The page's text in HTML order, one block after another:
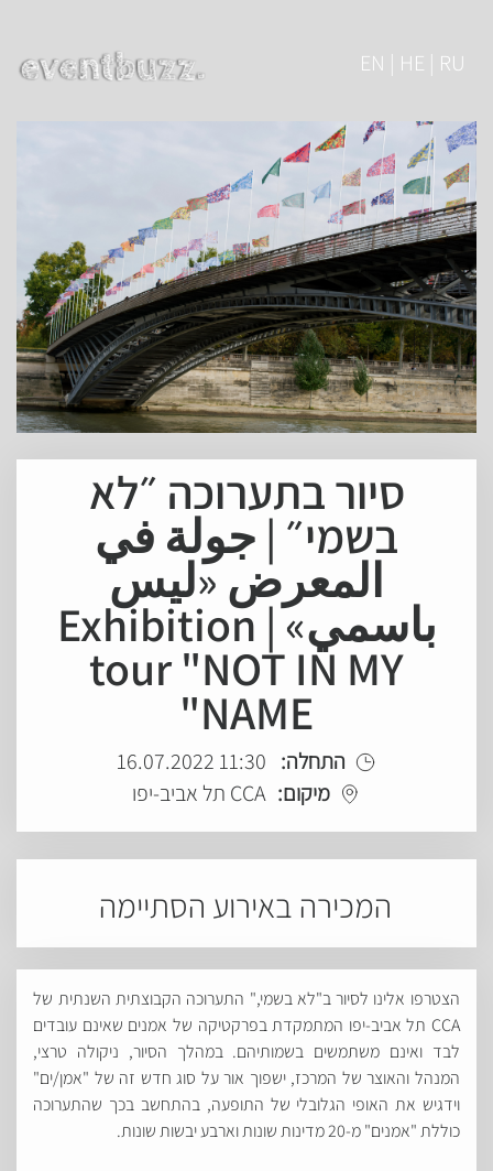
EN | HE | RU
סיור בתערוכה ״לא
בשמי״ | جولة في
المعرض «ليس
باسمي» | Exhibition
tour "NOT IN MY
NAME"
התחלה: 11:30 16.07.2022
מיקום: CCA תל אביב-יפו
המכירה באירוע הסתיימה
הצטרפו אלינו לסיור ב"לא בשמי," התערוכה הקבוצתית השנתית של
CCA תל אביב-יפו המתמקדת בפרקטיקה של אמנים שאינם עובדים
לבד ואינם משתמשים בשמותיהם. במהלך הסיור, ניקולה טרצי,
המנהל והאוצר של המרכז, ישפוך אור על סוג חדש זה של "אמן/ים"
וידגיש את האופי הגלובלי של התופעה, בהתחשב בכך שהתערוכה
כוללת "אמנים" מ-20 מדינות שונות וארבע יבשות שונות.